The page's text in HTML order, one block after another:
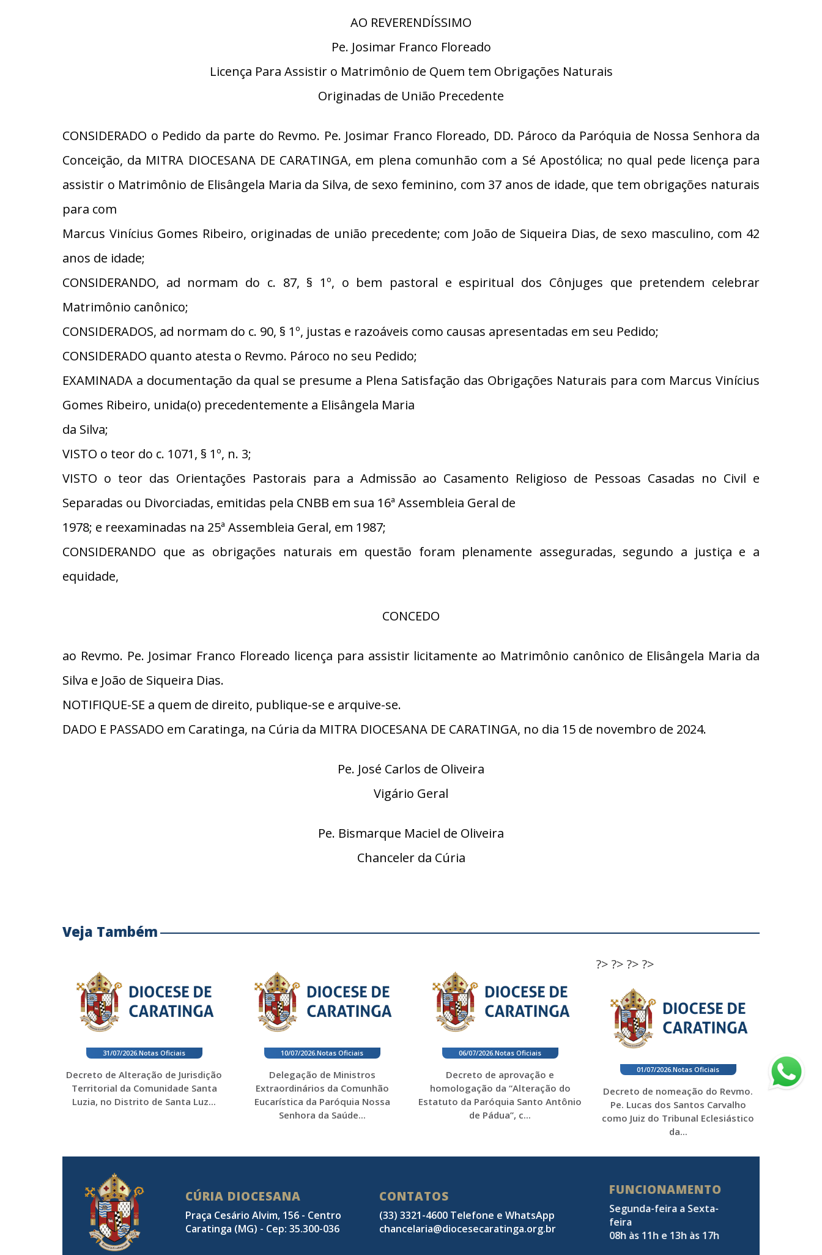
AO REVERENDÍSSIMO
Pe. Josimar Franco Floreado
Licença Para Assistir o Matrimônio de Quem tem Obrigações Naturais
Originadas de União Precedente
CONSIDERADO o Pedido da parte do Revmo. Pe. Josimar Franco Floreado, DD. Pároco da Paróquia de Nossa Senhora da
Conceição, da MITRA DIOCESANA DE CARATINGA, em plena comunhão com a Sé Apostólica; no qual pede licença para
assistir o Matrimônio de Elisângela Maria da Silva, de sexo feminino, com 37 anos de idade, que tem obrigações naturais
para com
Marcus Vinícius Gomes Ribeiro, originadas de união precedente; com João de Siqueira Dias, de sexo masculino, com 42
anos de idade;
CONSIDERANDO, ad normam do c. 87, § 1º, o bem pastoral e espiritual dos Cônjuges que pretendem celebrar
Matrimônio canônico;
CONSIDERADOS, ad normam do c. 90, § 1º, justas e razoáveis como causas apresentadas em seu Pedido;
CONSIDERADO quanto atesta o Revmo. Pároco no seu Pedido;
EXAMINADA a documentação da qual se presume a Plena Satisfação das Obrigações Naturais para com Marcus Vinícius
Gomes Ribeiro, unida(o) precedentemente a Elisângela Maria
da Silva;
VISTO o teor do c. 1071, § 1º, n. 3;
VISTO o teor das Orientações Pastorais para a Admissão ao Casamento Religioso de Pessoas Casadas no Civil e
Separadas ou Divorciadas, emitidas pela CNBB em sua 16ª Assembleia Geral de
1978; e reexaminadas na 25ª Assembleia Geral, em 1987;
CONSIDERANDO que as obrigações naturais em questão foram plenamente asseguradas, segundo a justiça e a
equidade,
CONCEDO
ao Revmo. Pe. Josimar Franco Floreado licença para assistir licitamente ao Matrimônio canônico de Elisângela Maria da
Silva e João de Siqueira Dias.
NOTIFIQUE-SE a quem de direito, publique-se e arquive-se.
DADO E PASSADO em Caratinga, na Cúria da MITRA DIOCESANA DE CARATINGA, no dia 15 de novembro de 2024.
Pe. José Carlos de Oliveira
Vigário Geral
Pe. Bismarque Maciel de Oliveira
Chanceler da Cúria
Veja Também
?>
31/07/2026.Notas Oficiais
Decreto de Alteração de Jurisdição
Territorial da Comunidade Santa
Luzia, no Distrito de Santa Luz...
?>
10/07/2026.Notas Oficiais
Delegação de Ministros
Extraordinários da Comunhão
Eucarística da Paróquia Nossa
Senhora da Saúde...
?>
06/07/2026.Notas Oficiais
Decreto de aprovação e
homologação da “Alteração do
Estatuto da Paróquia Santo Antônio
de Pádua”, c...
?>
01/07/2026.Notas Oficiais
Decreto de nomeação do Revmo.
Pe. Lucas dos Santos Carvalho
como Juiz do Tribunal Eclesiástico
da...
CÚRIA DIOCESANA
Praça Cesário Alvim, 156 - Centro
Caratinga (MG) - Cep: 35.300-036
CONTATOS
(33) 3321-4600 Telefone e WhatsApp
chancelaria@diocesecaratinga.org.br
FUNCIONAMENTO
Segunda-feira a Sexta-
feira
08h às 11h e 13h às 17h